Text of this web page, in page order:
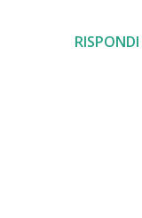
RISPONDI